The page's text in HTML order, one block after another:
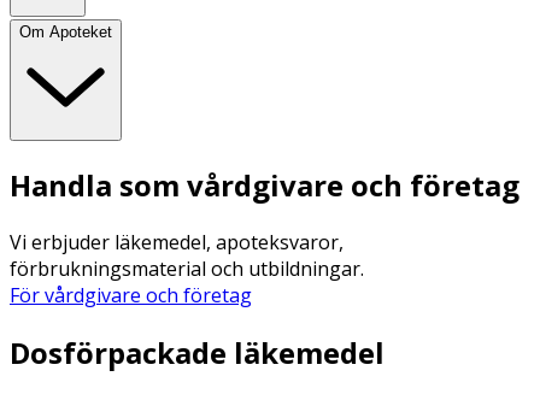
Om Apoteket
Handla som vårdgivare och företag
Vi erbjuder läkemedel, apoteksvaror,
förbrukningsmaterial och utbildningar.
För vårdgivare och företag
Dosförpackade läkemedel